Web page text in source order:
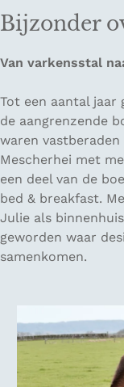
Bijzonder
Van varkensstal
Tot een aantal jaar
de aangrenzende
waren
Mescherhei met
een deel van de
bed & breakfast.
Julie als
geworden waar
samenkomen.